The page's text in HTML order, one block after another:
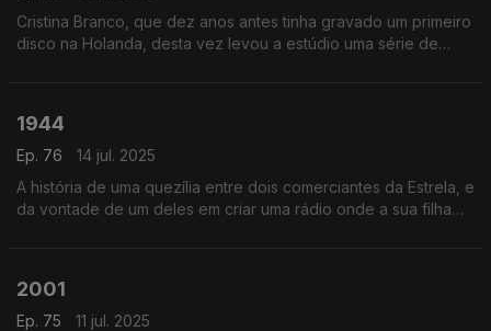
Cristina Branco, que dez anos antes tinha gravado um primeiro
disco na Holanda, desta vez levou a estúdio uma série de
1944
Ep. 76
14 jul. 2025
A história de uma quezília entre dois comerciantes da Estrela, e
da vontade de um deles em criar uma rádio onde a sua filha
2001
Ep. 75
11 jul. 2025